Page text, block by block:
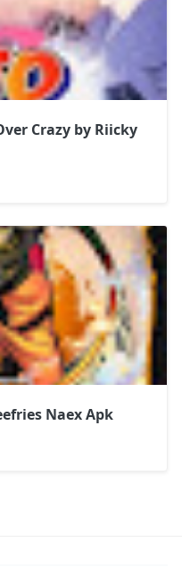
Crazy by Riicky
Naex Apk